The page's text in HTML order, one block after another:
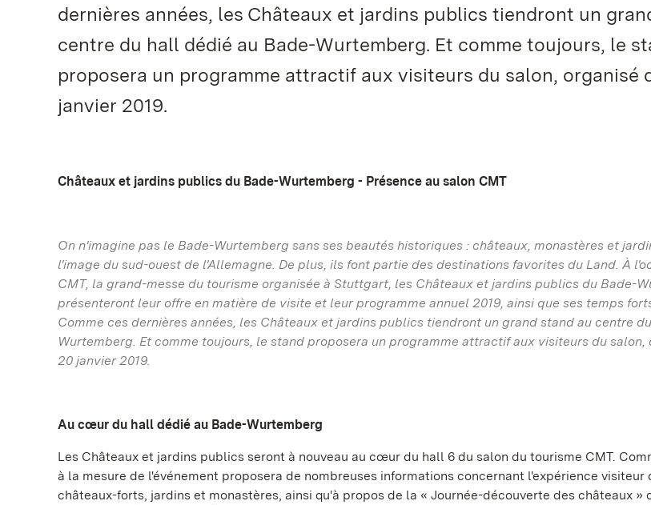
dernières années, les Châteaux et jardins publics tiendront un
centre du hall dédié au Bade-Wurtemberg. Et comme toujours, le
proposera un programme attractif aux visiteurs du salon, organisé
janvier 2019.
Châteaux et jardins publics du Bade-Wurtemberg - Présence au salon CMT
On n'imagine pas le Bade-Wurtemberg sans ses beautés historiques : châteaux, monastères et
l'image du sud-ouest de l'Allemagne. De plus, ils font partie des destinations favorites du Land. À
CMT, la grand-messe du tourisme organisée à Stuttgart, les Châteaux et jardins publics du Bade-
présenteront leur offre en matière de visite et leur programme annuel 2019, ainsi que ses temps
Comme ces dernières années, les Châteaux et jardins publics tiendront un grand stand au centre
Wurtemberg. Et comme toujours, le stand proposera un programme attractif aux visiteurs du salon,
20 janvier 2019.
Au cœur du hall dédié au Bade-Wurtemberg
Les Châteaux et jardins publics seront à nouveau au cœur du hall 6 du salon du tourisme CMT.
à la mesure de l'événement proposera de nombreuses informations concernant l'expérience visiteur
châteaux-forts, jardins et monastères, ainsi qu'à propos de la « Journée-découverte des châteaux »